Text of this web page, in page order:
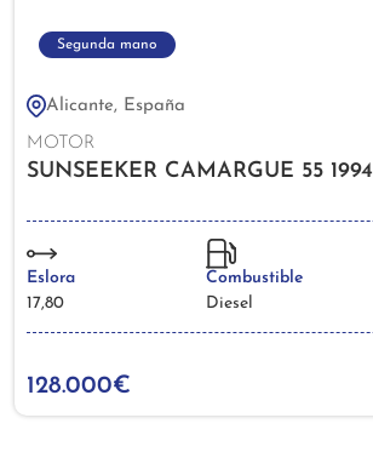
Segunda mano
Alicante, España
MOTOR
SUNSEEKER CAMARGUE 55 1994
Eslora
17,80
Combustible
Diesel
128.000€